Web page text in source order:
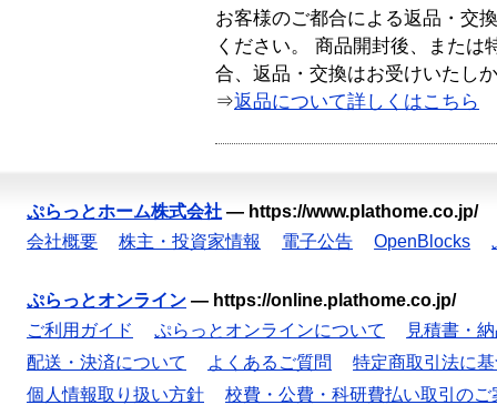
お客様のご都合による返品・交
ください。 商品開封後、または
合、返品・交換はお受けいたし
⇒返品について詳しくはこちら
ぷらっとホーム株式会社 — https://www.plathome.co.jp/
会社概要
株主・投資家情報 電子公告 OpenBlocks
ぷらっとオンライン — https://online.plathome.co.jp/
ご利用ガイド
ぷらっとオンラインについて
見積書・
配送・決済について
よくあるご質問
特定商取引法に
個人情報取り扱い方針
校費・公費・科研費払い取引のご